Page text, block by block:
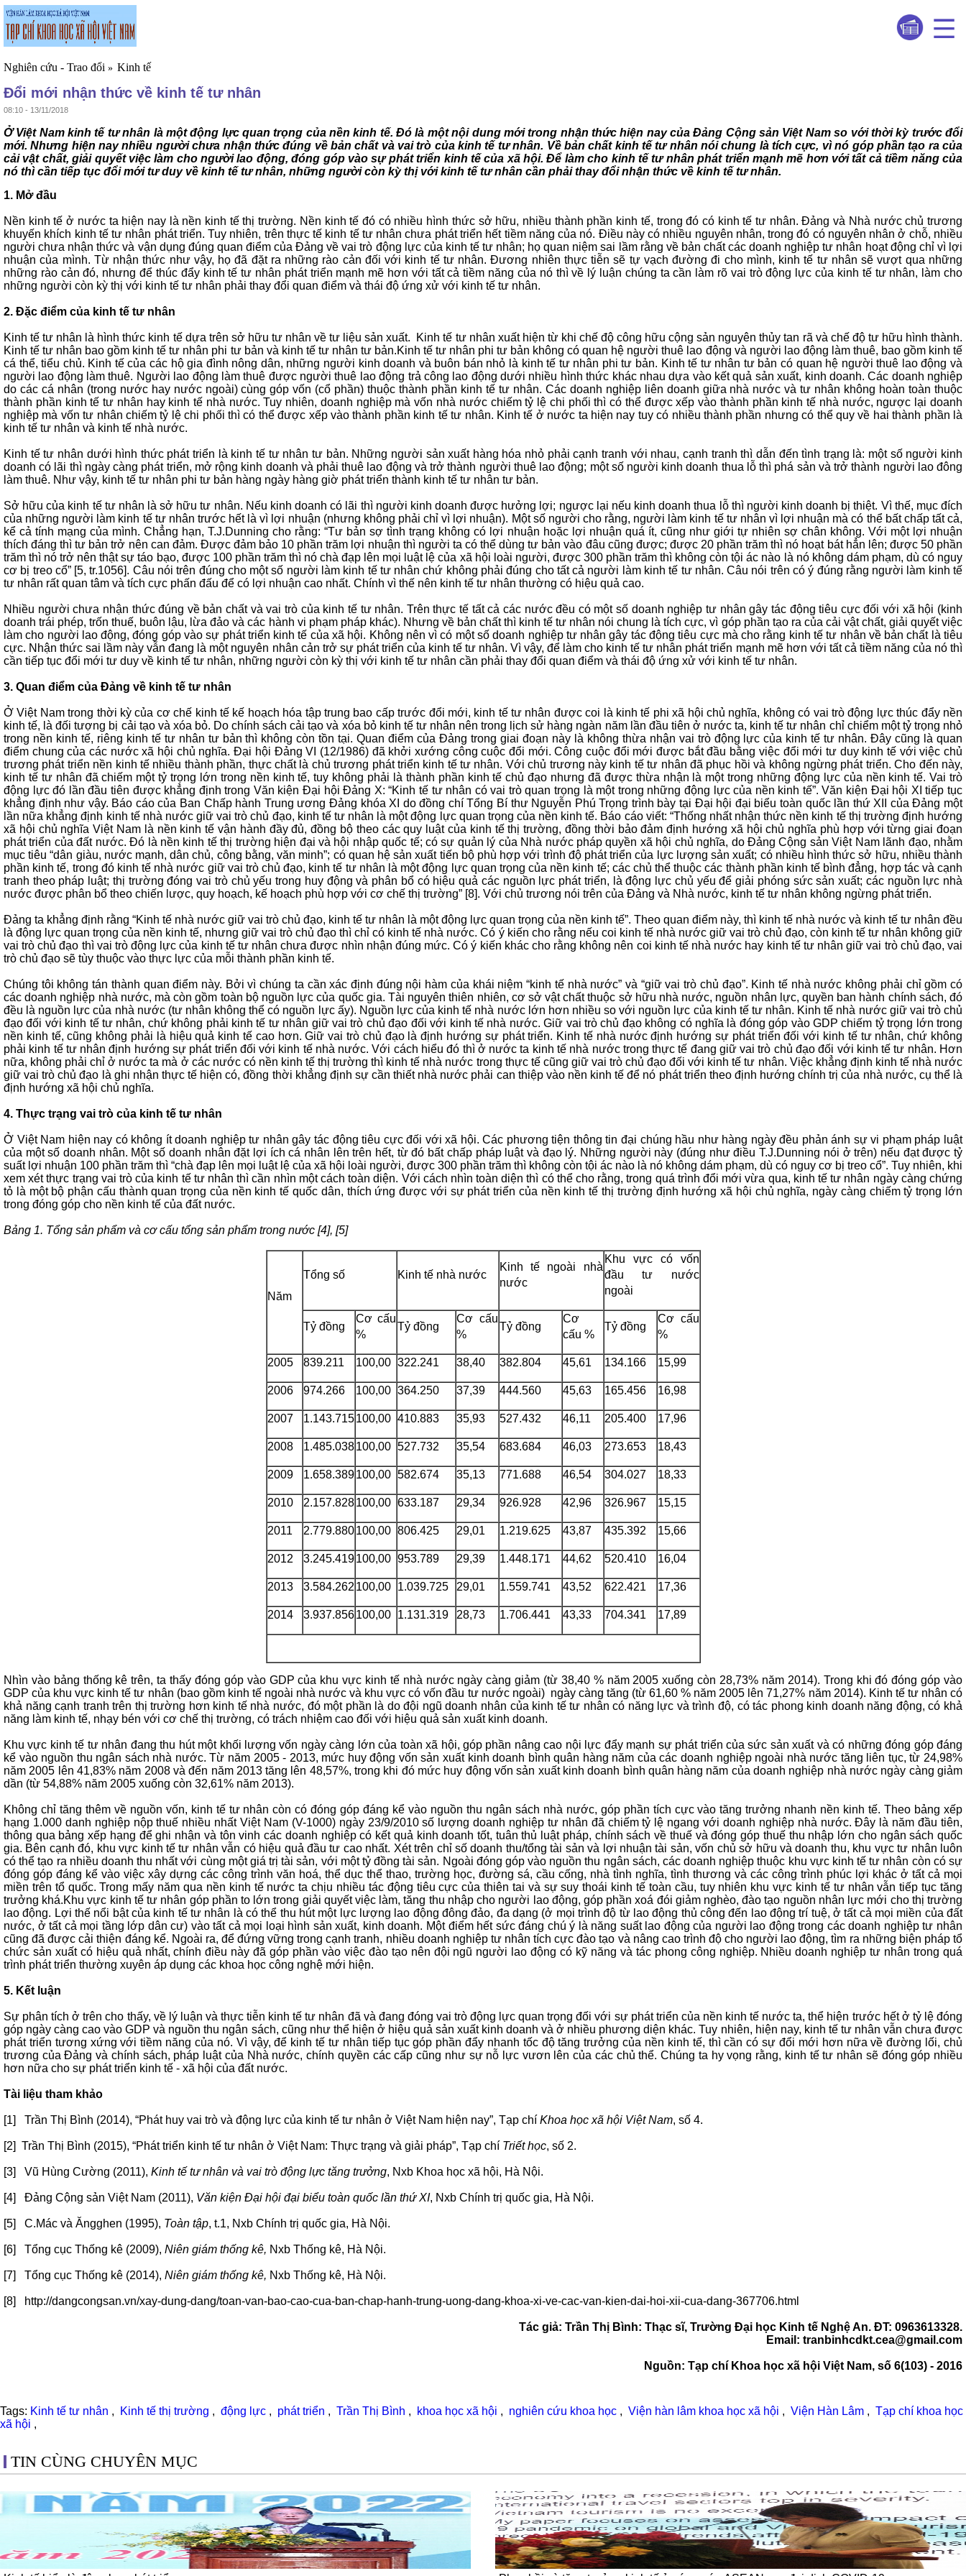
Nghiên cứu - Trao đổi » Kinh tế
Đổi mới nhận thức về kinh tế tư nhân
08:10 - 13/11/2018
Ở Việt Nam kinh tế tư nhân là một động lực quan trọng của nền kinh tế. Đó là một nội dung mới trong nhận thức hiện nay của Đảng Cộng sản Việt Nam so với thời kỳ trước đổi
mới. Nhưng hiện nay nhiều người chưa nhận thức đúng về bản chất và vai trò của kinh tế tư nhân. Về bản chất kinh tế tư nhân nói chung là tích cực, vì nó góp phần tạo ra của
cải vật chất, giải quyết việc làm cho người lao động, đóng góp vào sự phát triển kinh tế của xã hội. Để làm cho kinh tế tư nhân phát triển mạnh mẽ hơn với tất cả tiềm năng của
nó thì cần tiếp tục đổi mới tư duy về kinh tế tư nhân, những người còn kỳ thị với kinh tế tư nhân cần phải thay đổi nhận thức về kinh tế tư nhân.
1. Mở đầu
Nền kinh tế ở nước ta hiện nay là nền kinh tế thị trường. Nền kinh tế đó có nhiều hình thức sở hữu, nhiều thành phần kinh tế, trong đó có kinh tế tư nhân. Đảng và Nhà nước chủ trương
khuyến khích kinh tế tư nhân phát triển. Tuy nhiên, trên thực tế kinh tế tư nhân chưa phát triển hết tiềm năng của nó. Điều này có nhiều nguyên nhân, trong đó có nguyên nhân ở chỗ, nhiều
người chưa nhận thức và vận dụng đúng quan điểm của Đảng về vai trò động lực của kinh tế tư nhân; họ quan niệm sai lầm rằng về bản chất các doanh nghiệp tư nhân hoạt động chỉ vì lợi
nhuận của mình. Từ nhận thức như vậy, họ đã đặt ra những rào cản đối với kinh tế tư nhân. Đương nhiên thực tiễn sẽ tự vạch đường đi cho mình, kinh tế tư nhân sẽ vượt qua những
những rào cản đó, nhưng để thúc đẩy kinh tế tư nhân phát triển mạnh mẽ hơn với tất cả tiềm năng của nó thì về lý luận chúng ta cần làm rõ vai trò động lực của kinh tế tư nhân, làm cho
những người còn kỳ thị với kinh tế tư nhân phải thay đổi quan điểm và thái độ ứng xử với kinh tế tư nhân.
2. Đặc điểm của kinh tế tư nhân
Kinh tế tư nhân là hình thức kinh tế dựa trên sở hữu tư nhân về tư liệu sản xuất. Kinh tế tư nhân xuất hiện từ khi chế độ công hữu cộng sản nguyên thủy tan rã và chế độ tư hữu hình thành.
Kinh tế tư nhân bao gồm kinh tế tư nhân phi tư bản và kinh tế tư nhân tư bản.Kinh tế tư nhân phi tư bản không có quan hệ người thuê lao động và người lao động làm thuê, bao gồm kinh tế
cá thể, tiểu chủ. Kinh tế của các hộ gia đình nông dân, những người kinh doanh và buôn bán nhỏ là kinh tế tư nhân phi tư bản. Kinh tế tư nhân tư bản có quan hệ người thuê lao động và
người lao động làm thuê. Người lao động làm thuê được người thuê lao động trả công lao động dưới nhiều hình thức khác nhau dựa vào kết quả sản xuất, kinh doanh. Các doanh nghiệp
do các cá nhân (trong nước hay nước ngoài) cùng góp vốn (cổ phần) thuộc thành phần kinh tế tư nhân. Các doanh nghiệp liên doanh giữa nhà nước và tư nhân không hoàn toàn thuộc
thành phần kinh tế tư nhân hay kinh tế nhà nước. Tuy nhiên, doanh nghiệp mà vốn nhà nước chiếm tỷ lệ chi phối thì có thể được xếp vào thành phần kinh tế nhà nước, ngược lại doanh
nghiệp mà vốn tư nhân chiếm tỷ lệ chi phối thì có thể được xếp vào thành phần kinh tế tư nhân. Kinh tế ở nước ta hiện nay tuy có nhiều thành phần nhưng có thể quy về hai thành phần là
kinh tế tư nhân và kinh tế nhà nước.
Kinh tế tư nhân dưới hình thức phát triển là kinh tế tư nhân tư bản. Những người sản xuất hàng hóa nhỏ phải cạnh tranh với nhau, cạnh tranh thì dẫn đến tình trạng là: một số người kinh
doanh có lãi thì ngày càng phát triển, mở rộng kinh doanh và phải thuê lao động và trở thành người thuê lao động; một số người kinh doanh thua lỗ thì phá sản và trở thành người lao đông
làm thuê. Như vậy, kinh tế tư nhân phi tư bản hàng ngày hàng giờ phát triển thành kinh tế tư nhân tư bản.
Sở hữu của kinh tế tư nhân là sở hữu tư nhân. Nếu kinh doanh có lãi thì người kinh doanh được hưởng lợi; ngược lại nếu kinh doanh thua lỗ thì người kinh doanh bị thiệt. Vì thế, mục đích
của những người làm kinh tế tư nhân trước hết là vì lợi nhuận (nhưng không phải chỉ vì lợi nhuận). Một số người cho rằng, người làm kinh tế tư nhân vì lợi nhuận mà có thể bất chấp tất cả,
kể cả tính mạng của mình. Chẳng hạn, T.J.Dunning cho rằng: “Tư bản sợ tình trạng không có lợi nhuận hoặc lợi nhuận quá ít, cũng như giới tự nhiên sợ chân không. Với một lợi nhuận
thích đáng thì tư bản trở nên can đảm. Được đảm bảo 10 phần trăm lợi nhuận thì người ta có thể dùng tư bản vào đâu cũng được; được 20 phần trăm thì nó hoạt bát hẳn lên; được 50 phần
trăm thì nó trở nên thật sự táo bạo, được 100 phần trăm thì nó chà đạp lên mọi luật lệ của xã hội loài người, được 300 phần trăm thì không còn tội ác nào là nó không dám phạm, dù có nguy
cơ bị treo cổ” [5, tr.1056]. Câu nói trên đúng cho một số người làm kinh tế tư nhân chứ không phải đúng cho tất cả người làm kinh tế tư nhân. Câu nói trên có ý đúng rằng người làm kinh tế
tư nhân rất quan tâm và tích cực phấn đấu để có lợi nhuận cao nhất. Chính vì thế nên kinh tế tư nhân thường có hiệu quả cao.
Nhiều người chưa nhận thức đúng về bản chất và vai trò của kinh tế tư nhân. Trên thực tế tất cả các nước đều có một số doanh nghiệp tư nhân gây tác động tiêu cực đối với xã hội (kinh
doanh trái phép, trốn thuế, buôn lậu, lừa đảo và các hành vi phạm pháp khác). Nhưng về bản chất thì kinh tế tư nhân nói chung là tích cực, vì góp phần tạo ra của cải vật chất, giải quyết việc
làm cho người lao động, đóng góp vào sự phát triển kinh tế của xã hội. Không nên vì có một số doanh nghiệp tư nhân gây tác động tiêu cực mà cho rằng kinh tế tư nhân về bản chất là tiêu
cực. Nhận thức sai lầm này vẫn đang là một nguyên nhân cản trở sự phát triển của kinh tế tư nhân. Vì vậy, để làm cho kinh tế tư nhân phát triển mạnh mẽ hơn với tất cả tiềm năng của nó thì
cần tiếp tục đổi mới tư duy về kinh tế tư nhân, những người còn kỳ thị với kinh tế tư nhân cần phải thay đổi quan điểm và thái độ ứng xử với kinh tế tư nhân.
3. Quan điểm của Đảng về kinh tế tư nhân
Ở Việt Nam trong thời kỳ của cơ chế kinh tế kế hoạch hóa tập trung bao cấp trước đổi mới, kinh tế tư nhân được coi là kinh tế phi xã hội chủ nghĩa, không có vai trò động lực thúc đẩy nền
kinh tế, là đối tượng bị cải tạo và xóa bỏ. Do chính sách cải tạo và xóa bỏ kinh tế tư nhân nên trong lịch sử hàng ngàn năm lần đầu tiên ở nước ta, kinh tế tư nhân chỉ chiểm một tỷ trọng nhỏ
trong nền kinh tế, riêng kinh tế tư nhân tư bản thì không còn tồn tại. Quan điểm của Đảng trong giai đoạn này là không thừa nhận vai trò động lực của kinh tế tư nhân. Đây cũng là quan
điểm chung của các nước xã hội chủ nghĩa. Đại hội Đảng VI (12/1986) đã khởi xướng công cuộc đổi mới. Công cuộc đổi mới được bắt đầu bằng việc đổi mới tư duy kinh tế với việc chủ
trương phát triển nền kinh tế nhiều thành phần, thực chất là chủ trương phát triển kinh tế tư nhân. Với chủ trương này kinh tế tư nhân đã phục hồi và không ngừng phát triển. Cho đến này,
kinh tế tư nhân đã chiếm một tỷ trọng lớn trong nền kinh tế, tuy không phải là thành phần kinh tế chủ đạo nhưng đã được thừa nhận là một trong những động lực của nền kinh tế. Vai trò
động lực đó lần đầu tiên được khẳng định trong Văn kiện Đại hội Đảng X: “Kinh tế tư nhân có vai trò quan trọng là một trong những động lực của nền kinh tế”. Văn kiện Đại hội XI tiếp tục
khẳng định như vậy. Báo cáo của Ban Chấp hành Trung ương Đảng khóa XI do đồng chí Tổng Bí thư Nguyễn Phú Trọng trình bày tại Đại hội đại biểu toàn quốc lần thứ XII của Đảng một
lần nữa khẳng định kinh tế nhà nước giữ vai trò chủ đạo, kinh tế tư nhân là một động lực quan trọng của nền kinh tế. Báo cáo viết: “Thống nhất nhận thức nền kinh tế thị trường định hướng
xã hội chủ nghĩa Việt Nam là nền kinh tế vận hành đầy đủ, đồng bộ theo các quy luật của kinh tế thị trường, đồng thời bảo đảm định hướng xã hội chủ nghĩa phù hợp với từng giai đoạn
phát triển của đất nước. Đó là nền kinh tế thị trường hiện đại và hội nhập quốc tế; có sự quản lý của Nhà nước pháp quyền xã hội chủ nghĩa, do Đảng Cộng sản Việt Nam lãnh đạo, nhằm
mục tiêu “dân giàu, nước mạnh, dân chủ, công bằng, văn minh”; có quan hệ sản xuất tiến bộ phù hợp với trình độ phát triển của lực lượng sản xuất; có nhiều hình thức sở hữu, nhiều thành
phần kinh tế, trong đó kinh tế nhà nước giữ vai trò chủ đạo, kinh tế tư nhân là một động lực quan trọng của nền kinh tế; các chủ thể thuộc các thành phần kinh tế bình đẳng, hợp tác và cạnh
tranh theo pháp luật; thị trường đóng vai trò chủ yếu trong huy động và phân bổ có hiệu quả các nguồn lực phát triển, là động lực chủ yếu để giải phóng sức sản xuất; các nguồn lực nhà
nước được phân bổ theo chiến lược, quy hoạch, kế hoạch phù hợp với cơ chế thị trường” [8]. Với chủ trương nói trên của Đảng và Nhà nước, kinh tế tư nhân không ngừng phát triển.
Đảng ta khẳng định rằng “Kinh tế nhà nước giữ vai trò chủ đạo, kinh tế tư nhân là một động lực quan trọng của nền kinh tế”. Theo quan điểm này, thì kinh tế nhà nước và kinh tế tư nhân đều
là động lực quan trọng của nền kinh tế, nhưng giữ vai trò chủ đạo thì chỉ có kinh tế nhà nước. Có ý kiến cho rằng nếu coi kinh tế nhà nước giữ vai trò chủ đạo, còn kinh tế tư nhân không giữ
vai trò chủ đạo thì vai trò động lực của kinh tế tư nhân chưa được nhìn nhận đúng mức. Có ý kiến khác cho rằng không nên coi kinh tế nhà nước hay kinh tế tư nhân giữ vai trò chủ đạo, vai
trò chủ đạo sẽ tùy thuộc vào thực lực của mỗi thành phần kinh tế.
Chúng tôi không tán thành quan điểm này. Bởi vì chúng ta cần xác định đúng nội hàm của khái niệm “kinh tế nhà nước” và “giữ vai trò chủ đạo”. Kinh tế nhà nước không phải chỉ gồm có
các doanh nghiệp nhà nước, mà còn gồm toàn bộ nguồn lực của quốc gia. Tài nguyên thiên nhiên, cơ sở vật chất thuộc sở hữu nhà nước, nguồn nhân lực, quyền ban hành chính sách, đó
đều là nguồn lực của nhà nước (tư nhân không thể có nguồn lực ấy). Nguồn lực của kinh tế nhà nước lớn hơn nhiều so với nguồn lực của kinh tế tư nhân. Kinh tế nhà nước giữ vai trò chủ
đạo đối với kinh tế tư nhân, chứ không phải kinh tế tư nhân giữ vai trò chủ đạo đối với kinh tế nhà nước. Giữ vai trò chủ đạo không có nghĩa là đóng góp vào GDP chiếm tỷ trọng lớn trong
nền kinh tế, cũng không phải là hiệu quả kinh tế cao hơn. Giữ vai trò chủ đạo là định hướng sự phát triển. Kinh tế nhà nước định hướng sự phát triển đối với kinh tế tư nhân, chứ không
phải kinh tế tư nhân định hướng sự phát triển đối với kinh tế nhà nước. Với cách hiểu đó thì ở nước ta kinh tế nhà nước trong thực tế đang giữ vai trò chủ đạo đối với kinh tế tư nhân. Hơn
nữa, không phải chỉ ở nước ta mà ở các nước có nền kinh tế thị trường thì kinh tế nhà nước trong thực tế cũng giữ vai trò chủ đạo đối với kinh tế tư nhân. Việc khẳng định kinh tế nhà nước
giữ vai trò chủ đạo là ghi nhận thực tế hiện có, đồng thời khẳng định sự cần thiết nhà nước phải can thiệp vào nền kinh tế để nó phát triển theo định hướng chính trị của nhà nước, cụ thể là
định hướng xã hội chủ nghĩa.
4. Thực trạng vai trò của kinh tế tư nhân
Ở Việt Nam hiện nay có không ít doanh nghiệp tư nhân gây tác động tiêu cực đối với xã hội. Các phương tiện thông tin đại chúng hầu như hàng ngày đều phản ánh sự vi phạm pháp luật
của một số doanh nhân. Một số doanh nhân đặt lợi ích cá nhân lên trên hết, từ đó bất chấp pháp luật và đạo lý. Những người này (đúng như điều T.J.Dunning nói ở trên) nếu đạt được tỷ
suất lợi nhuận 100 phần trăm thì “chà đạp lên mọi luật lệ của xã hội loài người, được 300 phần trăm thì không còn tội ác nào là nó không dám phạm, dù có nguy cơ bị treo cổ”. Tuy nhiên, khi
xem xét thực trạng vai trò của kinh tế tư nhân thì cần nhìn một cách toàn diện. Với cách nhìn toàn diện thì có thể cho rằng, trong quá trình đổi mới vừa qua, kinh tế tư nhân ngày càng chứng
tỏ là một bộ phận cấu thành quan trọng của nền kinh tế quốc dân, thích ứng được với sự phát triển của nền kinh tế thị trường định hướng xã hội chủ nghĩa, ngày càng chiếm tỷ trọng lớn
trong đóng góp cho nền kinh tế của đất nước.
Bảng 1. Tổng sản phẩm và cơ cấu tổng sản phẩm trong nước [4], [5]
Năm
Tổng số Kinh tế nhà nước
Kinh tế ngoài nhà
nước
Khu vực có vốn
đầu tư nước
ngoài
Tỷ đồng
Cơ cấu
%
Tỷ đồng
Cơ cấu
%
Tỷ đồng
Cơ
cấu %
Tỷ đồng
Cơ cấu
%
2005 839.211 100,00 322.241 38,40 382.804 45,61 134.166 15,99
2006 974.266 100,00 364.250 37,39 444.560 45,63 165.456 16,98
2007 1.143.715 100,00 410.883 35,93 527.432 46,11 205.400 17,96
2008 1.485.038 100,00 527.732 35,54 683.684 46,03 273.653 18,43
2009 1.658.389 100,00 582.674 35,13 771.688 46,54 304.027 18,33
2010 2.157.828 100,00 633.187 29,34 926.928 42,96 326.967 15,15
2011 2.779.880 100,00 806.425 29,01 1.219.625 43,87 435.392 15,66
2012 3.245.419 100,00 953.789 29,39 1.448.171 44,62 520.410 16,04
2013 3.584.262 100,00 1.039.725 29,01 1.559.741 43,52 622.421 17,36
2014 3.937.856 100,00 1.131.319 28,73 1.706.441 43,33 704.341 17,89
Nhìn vào bảng thống kê trên, ta thấy đóng góp vào GDP của khu vực kinh tế nhà nước ngày càng giảm (từ 38,40 % năm 2005 xuống còn 28,73% năm 2014). Trong khi đó đóng góp vào
GDP của khu vực kinh tế tư nhân (bao gồm kinh tế ngoài nhà nước và khu vực có vốn đầu tư nước ngoài) ngày càng tăng (từ 61,60 % năm 2005 lên 71,27% năm 2014). Kinh tế tư nhân có
khả năng cạnh tranh trên thị trường hơn kinh tế nhà nước, đó một phần là do đội ngũ doanh nhân của kinh tế tư nhân có năng lực và trình độ, có tác phong kinh doanh năng động, có khả
năng làm kinh tế, nhạy bén với cơ chế thị trường, có trách nhiệm cao đối với hiệu quả sản xuất kinh doanh.
Khu vực kinh tế tư nhân đang thu hút một khối lượng vốn ngày càng lớn của toàn xã hội, góp phần nâng cao nội lực đẩy mạnh sự phát triển của sức sản xuất và có những đóng góp đáng
kể vào nguồn thu ngân sách nhà nước. Từ năm 2005 - 2013, mức huy động vốn sản xuất kinh doanh bình quân hàng năm của các doanh nghiệp ngoài nhà nước tăng liên tục, từ 24,98%
năm 2005 lên 41,83% năm 2008 và đến năm 2013 tăng lên 48,57%, trong khi đó mức huy động vốn sản xuất kinh doanh bình quân hàng năm của doanh nghiệp nhà nước ngày càng giảm
dần (từ 54,88% năm 2005 xuống còn 32,61% năm 2013).
Không chỉ tăng thêm về nguồn vốn, kinh tế tư nhân còn có đóng góp đáng kể vào nguồn thu ngân sách nhà nước, góp phần tích cực vào tăng trưởng nhanh nền kinh tế. Theo bảng xếp
hạng 1.000 danh nghiệp nộp thuế nhiều nhất Việt Nam (V-1000) ngày 23/9/2010 số lượng doanh nghiệp tư nhân đã chiếm tỷ lệ ngang với doanh nghiệp nhà nước. Đây là năm đầu tiên,
thông qua bảng xếp hạng để ghi nhận và tôn vinh các doanh nghiệp có kết quả kinh doanh tốt, tuân thủ luật pháp, chính sách về thuế và đóng góp thuế thu nhập lớn cho ngân sách quốc
gia. Bên cạnh đó, khu vực kinh tế tư nhân vẫn có hiệu quả đầu tư cao nhất. Xét trên chỉ số doanh thu/tổng tài sản và lợi nhuận tài sản, vốn chủ sở hữu và doanh thu, khu vực tư nhân luôn
có thể tạo ra nhiều doanh thu nhất với cùng một giá trị tài sản, với một tỷ đồng tài sản. Ngoài đóng góp vào nguồn thu ngân sách, các doanh nghiệp thuộc khu vực kinh tế tư nhân còn có sự
đóng góp đáng kể vào việc xây dựng các công trình văn hoá, thể dục thể thao, trường học, đường sá, cầu cống, nhà tình nghĩa, tình thương và các công trình phúc lợi khác ở tất cả mọi
miền trên tổ quốc. Trong mấy năm qua nền kinh tế nước ta chịu nhiều tác động tiêu cực của thiên tai và sự suy thoái kinh tế toàn cầu, tuy nhiên khu vực kinh tế tư nhân vẫn tiếp tục tăng
trưởng khá.Khu vực kinh tế tư nhân góp phần to lớn trong giải quyết việc làm, tăng thu nhập cho người lao động, góp phần xoá đói giảm nghèo, đào tạo nguồn nhân lực mới cho thị trường
lao động. Lợi thế nổi bật của kinh tế tư nhân là có thể thu hút một lực lượng lao động đông đảo, đa dạng (ở mọi trình độ từ lao động thủ công đến lao động trí tuệ, ở tất cả mọi miền của đất
nước, ở tất cả mọi tầng lớp dân cư) vào tất cả mọi loại hình sản xuất, kinh doanh. Một điểm hết sức đáng chú ý là năng suất lao động của người lao động trong các doanh nghiệp tư nhân
cũng đã được cải thiện đáng kể. Ngoài ra, để đứng vững trong cạnh tranh, nhiều doanh nghiệp tư nhân tích cực đào tạo và nâng cao trình độ cho người lao động, tìm ra những biện pháp tổ
chức sản xuất có hiệu quả nhất, chính điều này đã góp phần vào việc đào tạo nên đội ngũ người lao động có kỹ năng và tác phong công nghiệp. Nhiều doanh nghiệp tư nhân trong quá
trình phát triển thường xuyên áp dụng các khoa học công nghệ mới hiện.
5. Kết luận
Sự phân tích ở trên cho thấy, về lý luận và thực tiễn kinh tế tư nhân đã và đang đóng vai trò động lực quan trọng đối với sự phát triển của nền kinh tế nước ta, thể hiện trước hết ở tỷ lệ đóng
góp ngày càng cao vào GDP và nguồn thu ngân sách, cũng như thể hiện ở hiệu quả sản xuất kinh doanh và ở nhiều phương diện khác. Tuy nhiên, hiện nay, kinh tế tư nhân vẫn chưa được
phát triển tương xứng với tiềm năng của nó. Vì vậy, để kinh tế tư nhân tiếp tục góp phần đẩy nhanh tốc độ tăng trưởng của nền kinh tế, thì cần có sự đổi mới hơn nữa về đường lối, chủ
trương của Đảng và chính sách, pháp luật của Nhà nước, chính quyền các cấp cũng như sự nỗ lực vươn lên của các chủ thể. Chúng ta hy vọng rằng, kinh tế tư nhân sẽ đóng góp nhiều
hơn nữa cho sự phát triển kinh tế - xã hội của đất nước.
Tài liệu tham khảo
[1] Trần Thị Bình (2014), “Phát huy vai trò và động lực của kinh tế tư nhân ở Việt Nam hiện nay”, Tạp chí Khoa học xã hội Việt Nam, số 4.
[2] Trần Thị Bình (2015), “Phát triển kinh tế tư nhân ở Việt Nam: Thực trạng và giải pháp”, Tạp chí Triết học, số 2.
[3] Vũ Hùng Cường (2011), Kinh tế tư nhân và vai trò động lực tăng trưởng, Nxb Khoa học xã hội, Hà Nội.
[4] Đảng Cộng sản Việt Nam (2011), Văn kiện Đại hội đại biểu toàn quốc lần thứ XI, Nxb Chính trị quốc gia, Hà Nội.
[5] C.Mác và Ăngghen (1995), Toàn tập, t.1, Nxb Chính trị quốc gia, Hà Nội.
[6] Tổng cục Thống kê (2009), Niên giám thống kê, Nxb Thống kê, Hà Nội.
[7] Tổng cục Thống kê (2014), Niên giám thống kê, Nxb Thống kê, Hà Nội.
[8] http://dangcongsan.vn/xay-dung-dang/toan-van-bao-cao-cua-ban-chap-hanh-trung-uong-dang-khoa-xi-ve-cac-van-kien-dai-hoi-xii-cua-dang-367706.html
Tác giả: Trần Thị Bình: Thạc sĩ, Trường Đại học Kinh tế Nghệ An. ĐT: 0963613328.
Email: tranbinhcdkt.cea@gmail.com
Nguồn: Tạp chí Khoa học xã hội Việt Nam, số 6(103) - 2016
Tags: Kinh tế tư nhân , Kinh tế thị trường , động lực , phát triển , Trần Thị Bình , khoa học xã hội , nghiên cứu khoa học , Viện hàn lâm khoa học xã hội , Viện Hàn Lâm , Tạp chí khoa học
xã hội ,
TIN CÙNG CHUYÊN MỤC